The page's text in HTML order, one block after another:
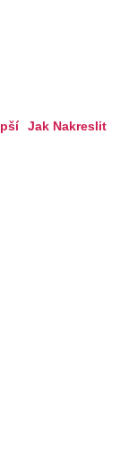
Jak Nakreslit